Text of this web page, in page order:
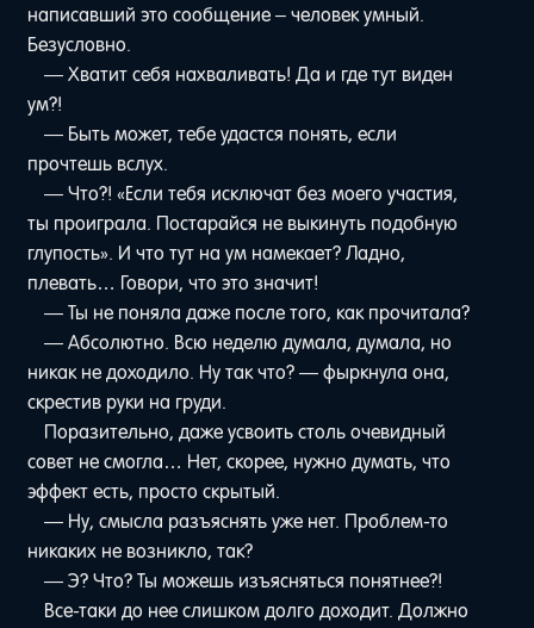
написавший это сообщение – человек умный.
Безусловно.
— Хватит себя нахваливать! Да и где тут виден
ум?!
— Быть может, тебе удастся понять, если
прочтешь вслух.
— Что?! «Если тебя исключат без моего участия,
ты проиграла. Постарайся не выкинуть подобную
глупость». И что тут на ум намекает? Ладно,
плевать… Говори, что это значит!
— Ты не поняла даже после того, как прочитала?
— Абсолютно. Всю неделю думала, думала, но
никак не доходило. Ну так что? — фыркнула она,
скрестив руки на груди.
Поразительно, даже усвоить столь очевидный
совет не смогла… Нет, скорее, нужно думать, что
эффект есть, просто скрытый.
— Ну, смысла разъяснять уже нет. Проблем-то
никаких не возникло, так?
— Э? Что? Ты можешь изъясняться понятнее?!
Все-таки до нее слишком долго доходит. Должно